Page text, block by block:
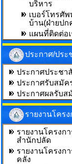
บริหาร
เบอร์โทรศั
บ้าน(ฝ่ายปก
แผนที่ติดต่อเ
ประกาศ/ปร
ประกาศประชา
ประกาศรับสมัค
ประกาศผลรับส
รายงานโคร
รายงานโครงก
สำนักปลัด
รายงานโครงก
คลัง